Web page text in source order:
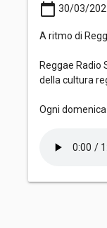
calendar_today 30/03/
A ritmo di
Reggae
della cultura
Ogni